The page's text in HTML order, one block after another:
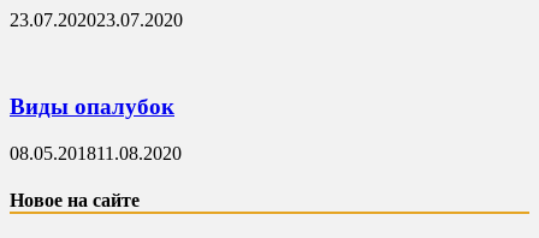
23.07.202023.07.2020
Виды опалубок
08.05.201811.08.2020
Новое на сайте